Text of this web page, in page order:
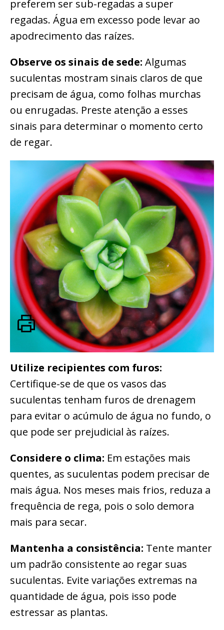
preferem ser sub-regadas a super
regadas. Água em excesso pode levar ao
apodrecimento das raízes.
Observe os sinais de sede: Algumas
suculentas mostram sinais claros de que
precisam de água, como folhas murchas
ou enrugadas. Preste atenção a esses
sinais para determinar o momento certo
de regar.
Utilize recipientes com furos:
Certifique-se de que os vasos das
suculentas tenham furos de drenagem
para evitar o acúmulo de água no fundo, o
que pode ser prejudicial às raízes.
Considere o clima: Em estações mais
quentes, as suculentas podem precisar de
mais água. Nos meses mais frios, reduza a
frequência de rega, pois o solo demora
mais para secar.
Mantenha a consistência: Tente manter
um padrão consistente ao regar suas
suculentas. Evite variações extremas na
quantidade de água, pois isso pode
estressar as plantas.